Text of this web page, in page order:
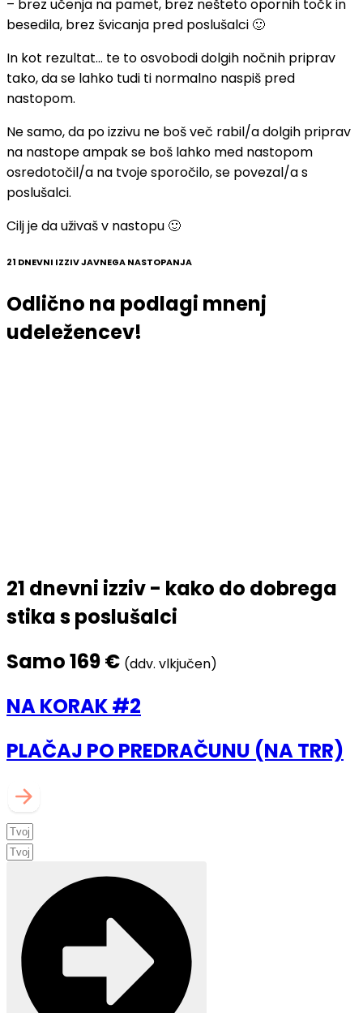
– brez učenja na pamet, brez nešteto opornih točk in
besedila, brez švicanja pred poslušalci 🙂
In kot rezultat… te to osvobodi dolgih nočnih priprav
tako, da se lahko tudi ti normalno naspiš pred
nastopom.
Ne samo, da po izzivu ne boš več rabil/a dolgih priprav
na nastope ampak se boš lahko med nastopom
osredotočil/a na tvoje sporočilo, se povezal/a s
poslušalci.
Cilj je da uživaš v nastopu 🙂
21 DNEVNI IZZIV JAVNEGA NASTOPANJA
Odlično na podlagi mnenj
udeležencev!
21 dnevni izziv - kako do dobrega
stika s poslušalci
Samo 169 € (ddv. vlkjučen)
NA KORAK #2
PLAČAJ PO PREDRAČUNU (NA TRR)